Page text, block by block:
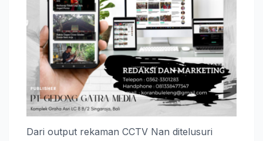
Dari output rekaman CCTV Nan ditelusuri